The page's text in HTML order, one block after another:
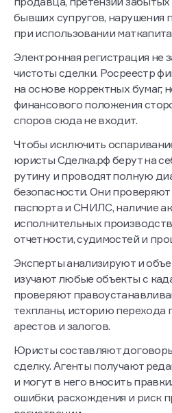
бывших супругов, нарушения
при использовании
Электронная регистрация не
чистоты сделки. Росреестр
на основе корректных бумаг,
финансового положения
споров сюда не входит.
Чтобы исключить
юристы Сделка.рф берут на
рутину и проводят полную
безопасности. Они проверяют
паспорта и СНИЛС, наличие
исполнительных
отчетности, судимостей и
Эксперты анализируют и
изучают любые объекты с
проверяют
техпланы, историю перехода
арестов и залогов.
Юристы составляют
сделку. Агенты получают
и могут в него вносить
ошибки, расхождения и риск